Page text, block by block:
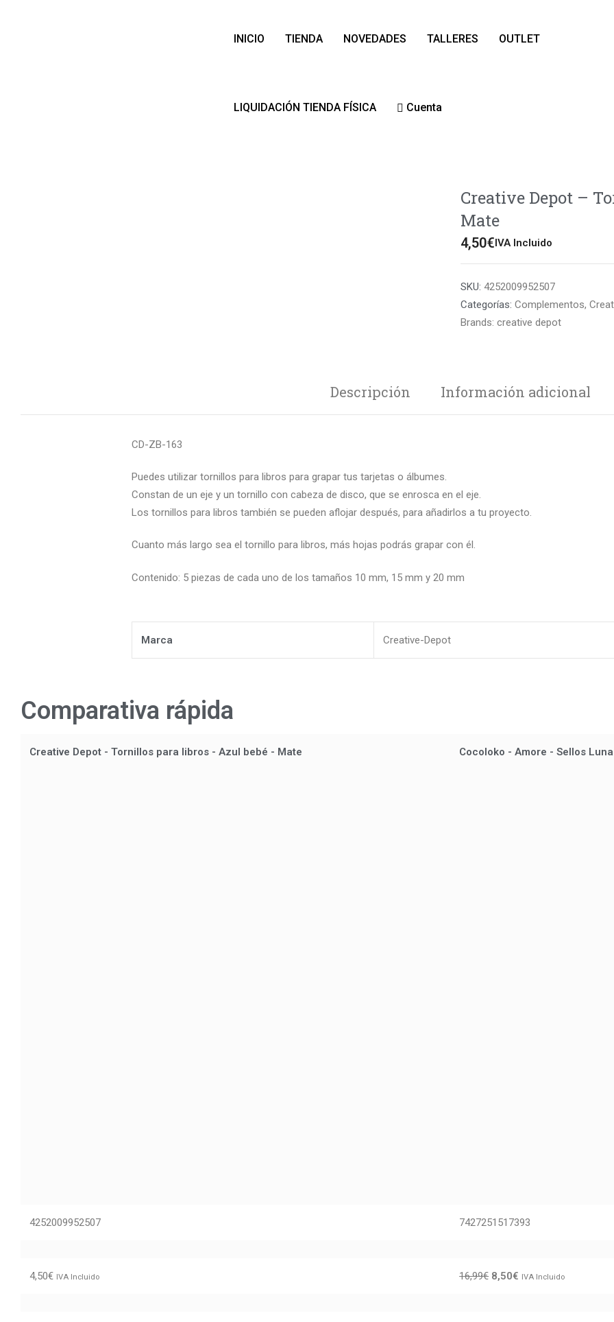
INICIO TIENDA NOVEDADES TALLERES OUTLET
LIQUIDACIÓN TIENDA FÍSICA Cuenta
Creative Depot –
Mate
4,50€IVA Incluido
SKU: 4252009952507
Categorías: Complementos,
Brands: creative depot
Descripción Información adicional
CD-ZB-163
Puedes utilizar tornillos para libros para grapar tus tarjetas o álbumes.
Constan de un eje y un tornillo con cabeza de disco, que se enrosca en el eje.
Los tornillos para libros también se pueden aflojar después, para añadirlos a tu proyecto.
Cuanto más largo sea el tornillo para libros, más hojas podrás grapar con él.
Contenido: 5 piezas de cada uno de los tamaños 10 mm, 15 mm y 20 mm
Marca Creative-Depot
Comparativa rápida
Creative Depot - Tornillos para libros - Azul bebé - Mate Cocoloko - Amore - Sellos
4252009952507 7427251517393
4,50€ IVA Incluido 16,99€ 8,50€ IVA Incluido